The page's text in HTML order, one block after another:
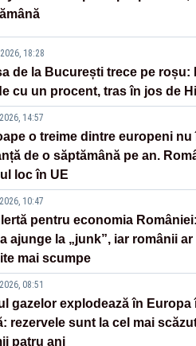
18:28
de la București trece pe roșu:
cu un procent, tras în jos de
14:57
o treime dintre europeni nu
de o săptămână pe an.
loc în UE
10:47
pentru economia
ajunge la „junk”, iar românii
mai scumpe
08:51
gazelor explodează în Europa
rezervele sunt la cel mai
patru ani